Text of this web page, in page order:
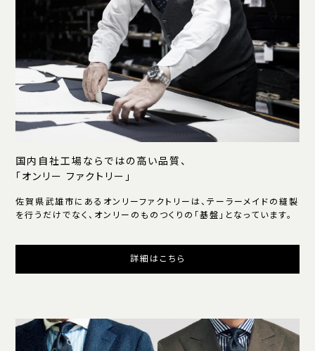
国内自社工場ならではの高い品質、
「オンリー ファクトリー」
佐賀県武雄市にあるオンリーファクトリーは、テーラーメイドの縫製
を行うだけでなく、オンリーのものつくりの「基盤」となっています。
詳細はこちら